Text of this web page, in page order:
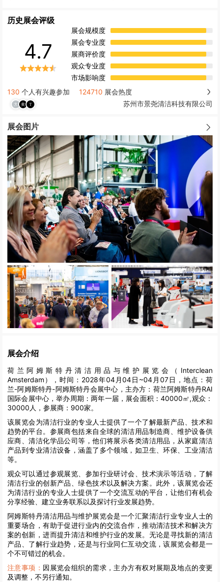
历史展会评级
4.7
展会规模度
展会专业度
展商评价度
观众专业度
市场影响度
130 个人有兴趣参加 124710 展会热度
苏州市景尧清洁科技有限公司
展会图片
展会介绍
荷兰阿姆斯特丹清洁用品与维护展览会（Interclean
Amsterdam），时间：2028年04月04日~04月07日，地点：荷
兰-阿姆斯特丹-阿姆斯特丹会展中心，主办方：荷兰阿姆斯特丹RAI
国际会展中心，举办周期：两年一届，展会面积：40000㎡,观众：
30000人，参展商：900家。
该展览会为清洁行业的专业人士提供了一个了解最新产品、技术和
趋势的平台。参展商包括来自全球的清洁用品制造商、维护设备供
应商、清洁化学品公司等，他们将展示各类清洁用品，从家庭清洁
产品到专业清洁设备，涵盖了多个领域，如卫生、环保、工业清洁
等。
观众可以通过参观展览、参加行业研讨会、技术演示等活动，了解
清洁行业的创新产品、绿色技术以及解决方案。此外，该展览会还
为清洁行业的专业人士提供了一个交流互动的平台，让他们有机会
分享经验、建立业务联系以及探讨行业发展趋势。
阿姆斯特丹清洁用品与维护展览会是一个汇聚清洁行业专业人士的
重要场合，有助于促进行业内的交流合作，推动清洁技术和解决方
案的创新，进而提升清洁和维护行业的发展。无论是寻找新的清洁
产品、了解行业趋势，还是与行业同仁互动交流，该展览会都是一
个不可错过的机会。
注意事项： 因展览会组织的需求，主办方有权对展期及地点的变更
及调整，不另行通知。